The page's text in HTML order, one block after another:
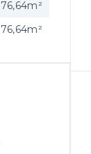
76,64m²
76,64m²